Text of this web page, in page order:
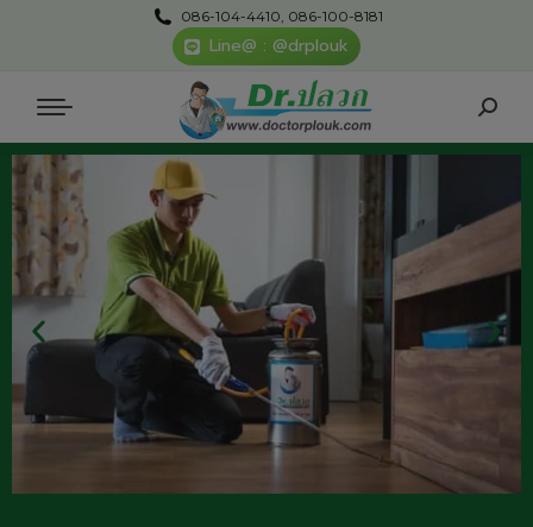
086-104-4410, 086-100-8181
Line@ : @drplouk